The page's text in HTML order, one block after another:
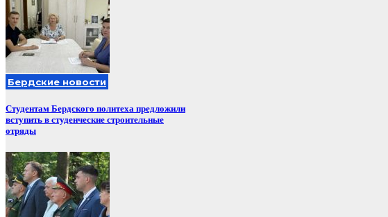
Бердские новости
Студентам Бердского политеха предложили
вступить в студенческие строительные
отряды